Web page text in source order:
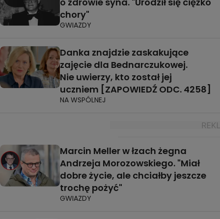
chory"
GWIAZDY
Danka znajdzie zaskakujące
zajęcie dla Bednarczukowej.
Nie uwierzy, kto został jej
uczniem [ZAPOWIEDŹ ODC. 4258]
NA WSPÓLNEJ
Marcin Meller w łzach żegna
Andrzeja Morozowskiego. "Miał
dobre życie, ale chciałby jeszcze
trochę pożyć"
GWIAZDY